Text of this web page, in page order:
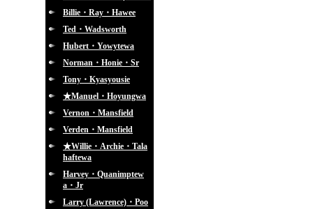
Billie・Ray・Hawee
Ted・Wadsworth
Hubert・Yowytewa
Norman・Honie・Sr
Tony・Kyasyousie
★Manuel・Hoyungwa
Vernon・Mansfield
Verden・Mansfield
★Willie・Archie・Tala
haftewa
Harvey・Quanimptew
a・Jr
Larry (Lawrence)・Poo